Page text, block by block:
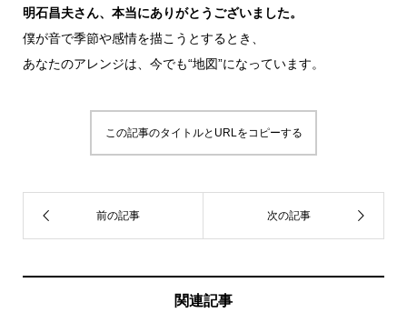
明石昌夫さん、本当にありがとうございました。
僕が音で季節や感情を描こうとするとき、
あなたのアレンジは、今でも“地図”になっています。
この記事のタイトルとURLをコピーする
関連記事